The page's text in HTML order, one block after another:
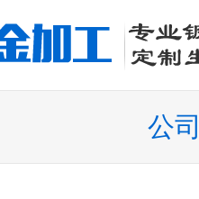
公